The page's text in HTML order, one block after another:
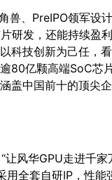
兽、PreIPO领军设
研发，还能持续盈
科技创新为己任
80亿颗高端SoC芯
盖中国前十的顶尖
风华GPU走进千
用全套自研IP，性